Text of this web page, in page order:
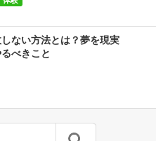
ない方法とは？夢を現実
べきこと